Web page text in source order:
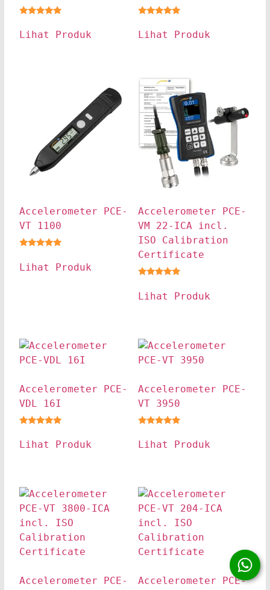
Lihat Produk Lihat Produk
Accelerometer PCE-
VT 1100
Lihat Produk
Accelerometer PCE-
VM 22-ICA incl.
ISO Calibration
Certificate
Lihat Produk
Accelerometer PCE-
VDL 16I
Lihat Produk
Accelerometer PCE-
VT 3950
Lihat Produk
Accelerometer PCE-
Accelerometer PCE-